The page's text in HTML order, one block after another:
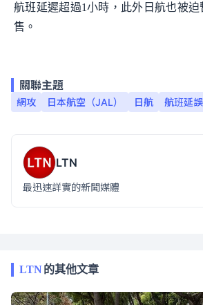
航班延遲超過1小時，此外日航也被迫
售。
關聯主題
網攻 日本航空（JAL） 日航 航班延誤
LTN
最迅速詳實的新聞媒體
LTN的其他文章